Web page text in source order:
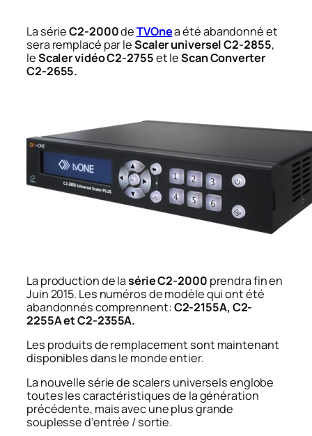
La sérieC2-2000deTVOnea été abandonné et
sera remplacé par leScaler universel C2-2855,
leScaler vidéo C2-2755et leScan Converter
C2-2655.
La production de lasérie C2-2000 prendra fin en
Juin 2015. Les numéros de modèle qui ont été
abandonnés comprennent:C2-2155A, C2-
2255A et C2-2355A.
Les produits de remplacement sont maintenant
disponibles dans le monde entier.
La nouvelle série de scalers universels englobe
toutes les caractéristiques de la génération
précédente, mais avec une plus grande
souplesse d’entrée / sortie.